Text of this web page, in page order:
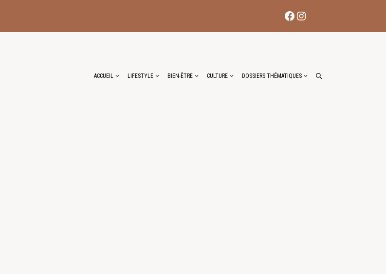
Facebook
Instagram
ACCUEIL LIFESTYLE BIEN-ÊTRE CULTURE DOSSIERS THÉMATIQUES